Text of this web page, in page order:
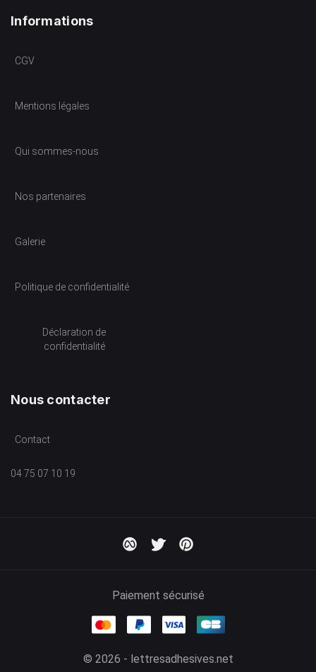
Informations
CGV
Mentions légales
Qui sommes-nous
Nos partenaires
Galerie
Politique de confidentialité
Déclaration de
confidentialité
Nous contacter
Contact
04 75 07 10 19
Paiement sécurisé
© 2026 - lettresadhesives.net